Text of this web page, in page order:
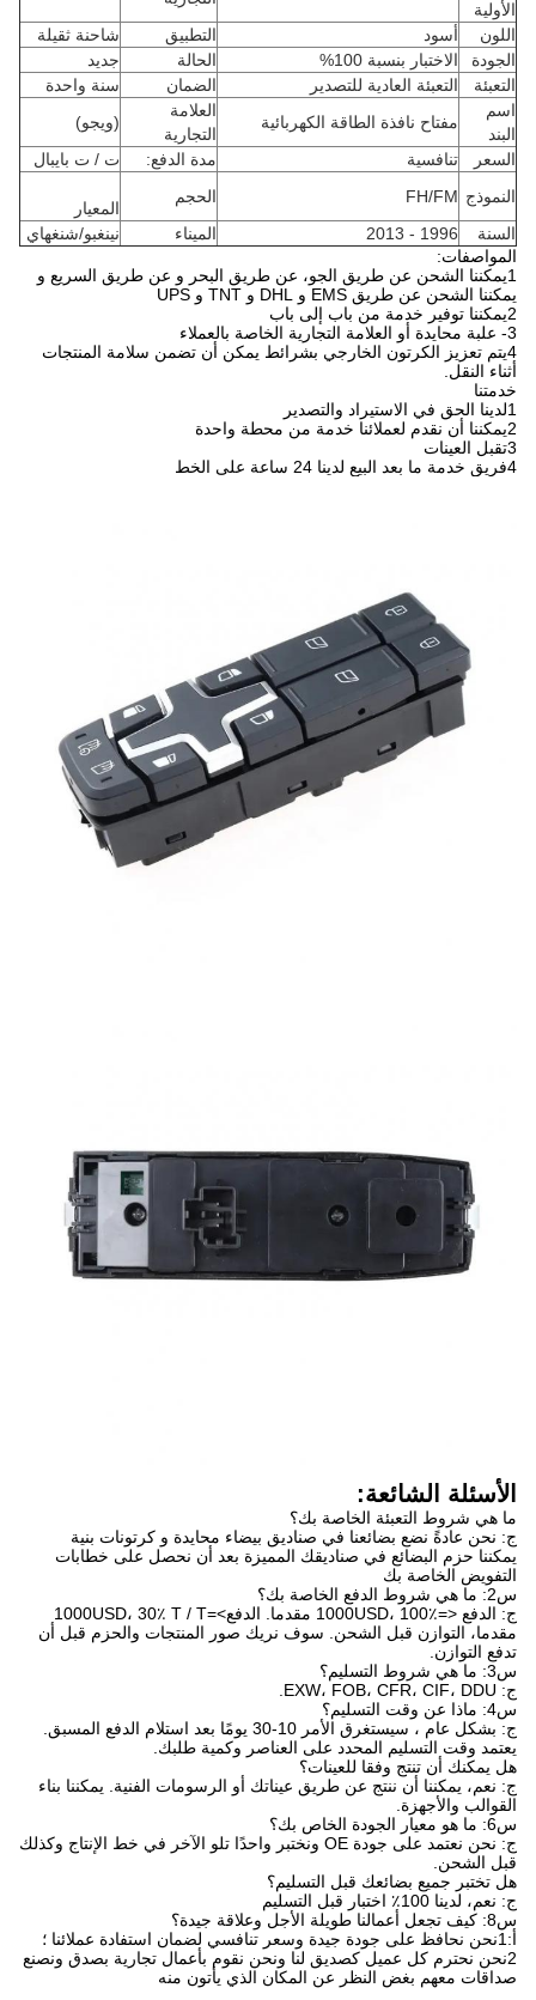
الأولية
اللون
أسود التطبيق
شاحنة ثقيلة
الجودة
الاختبار بنسبة 100% الحالة
جديد
التعبئة
التعبئة العادية للتصدير الضمان
سنة واحدة
اسم
البند
مفتاح نافذة الطاقة الكهربائية
العلامة
التجارية
(ويجو)
السعر
تنافسية مدة الدفع:
ت / ت بايبال
النموذج FH/FM الحجم
المعيار
السنة
1996 - 2013 الميناء
نينغبو/شنغهاي
المواصفات:
1يمكننا الشحن عن طريق الجو، عن طريق البحر و عن طريق السريع و
يمكننا الشحن عن طريق EMS و DHL و TNT و UPS
2يمكننا توفير خدمة من باب إلى باب
3- علبة محايدة أو العلامة التجارية الخاصة بالعملاء
4يتم تعزيز الكرتون الخارجي بشرائط يمكن أن تضمن سلامة المنتجات
أثناء النقل.
خدمتنا
1لدينا الحق في الاستيراد والتصدير
2يمكننا أن نقدم لعملائنا خدمة من محطة واحدة
3تقبل العينات
4فريق خدمة ما بعد البيع لدينا 24 ساعة على الخط
الأسئلة الشائعة:
ما هي شروط التعبئة الخاصة بك؟
ج: نحن عادةً نضع بضائعنا في صناديق بيضاء محايدة و كرتونات بنية
يمكننا حزم البضائع في صناديقك المميزة بعد أن نحصل على خطابات
التفويض الخاصة بك
س2: ما هي شروط الدفع الخاصة بك؟
ج: الدفع <=1000USD، 100٪ مقدما. الدفع>=1000USD، 30٪ T / T
مقدما، التوازن قبل الشحن. سوف نريك صور المنتجات والحزم قبل أن
تدفع التوازن.
س3: ما هي شروط التسليم؟
ج: EXW، FOB، CFR، CIF، DDU.
س4: ماذا عن وقت التسليم؟
ج: بشكل عام ، سيستغرق الأمر 10-30 يومًا بعد استلام الدفع المسبق.
يعتمد وقت التسليم المحدد على العناصر وكمية طلبك.
هل يمكنك أن تنتج وفقا للعينات؟
ج: نعم، يمكننا أن ننتج عن طريق عيناتك أو الرسومات الفنية. يمكننا بناء
القوالب والأجهزة.
س6: ما هو معيار الجودة الخاص بك؟
ج: نحن نعتمد على جودة OE ونختبر واحدًا تلو الآخر في خط الإنتاج وكذلك
قبل الشحن.
هل تختبر جميع بضائعك قبل التسليم؟
ج: نعم، لدينا 100٪ اختبار قبل التسليم
س8: كيف تجعل أعمالنا طويلة الأجل وعلاقة جيدة؟
أ:1نحن نحافظ على جودة جيدة وسعر تنافسي لضمان استفادة عملائنا ؛
2نحن نحترم كل عميل كصديق لنا ونحن نقوم بأعمال تجارية بصدق ونصنع
صداقات معهم بغض النظر عن المكان الذي يأتون منه